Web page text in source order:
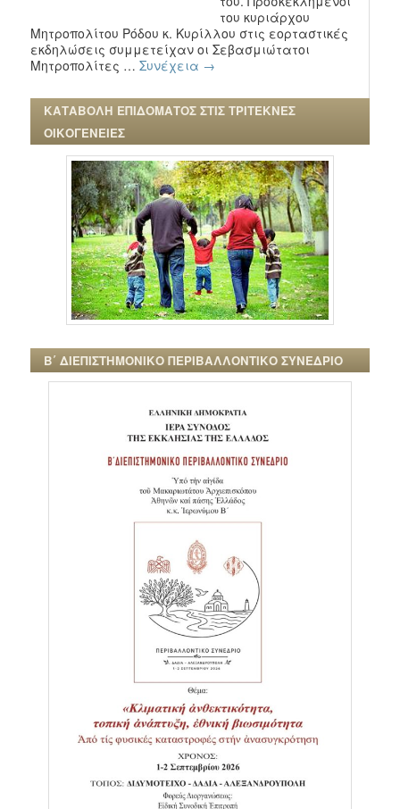
του κυριάρχου
Μητροπολίτου Ρόδου κ. Κυρίλλου στις εορταστικές
εκδηλώσεις συμμετείχαν οι Σεβασμιώτατοι
Μητροπολίτες …Συνέχεια →
ΚΑΤΑΒΟΛΗ ΕΠΙΔΟΜΑΤΟΣ ΣΤΙΣ ΤΡΙΤΕΚΝΕΣ
ΟΙΚΟΓΕΝΕΙΕΣ
Β΄ ΔΙΕΠΙΣΤΗΜΟΝΙΚΟ ΠΕΡΙΒΑΛΛΟΝΤΙΚΟ ΣΥΝΕΔΡΙΟ